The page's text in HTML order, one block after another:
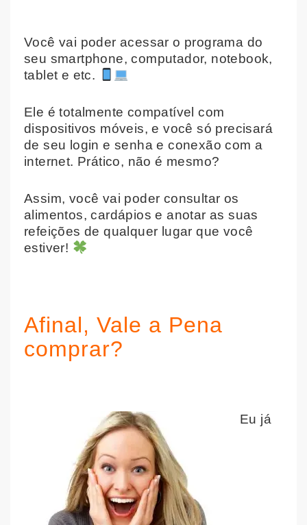
Você vai poder acessar o programa do
seu smartphone, computador, notebook,
tablet e etc.
Ele é totalmente compatível com
dispositivos móveis, e você só precisará
de seu login e senha e conexão com a
internet. Prático, não é mesmo?
Assim, você vai poder consultar os
alimentos, cardápios e anotar as suas
refeições de qualquer lugar que você
estiver!
Afinal, Vale a Pena
comprar?
Eu já